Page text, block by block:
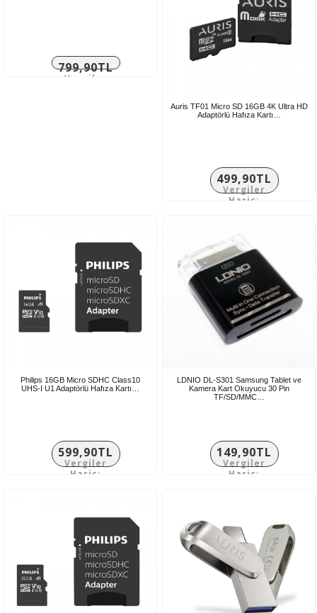
799,90TL
Vergiler
Auris TF01 Micro SD 16GB 4K Ultra HD
Adaptörlü Hafıza Kartı…
499,90TL
Vergiler
Hariç:
Philips 16GB Micro SDHC Class10
UHS-I U1 Adaptörlü Hafıza Kartı…
599,90TL
Vergiler
Hariç:
LDNIO DL-S301 Samsung Tablet ve
Kamera Kart Okuyucu 30 Pin
TF/SD/MMC…
149,90TL
Vergiler
Hariç: